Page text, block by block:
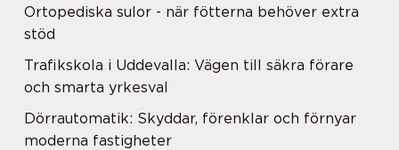
Ortopediska sulor - när fötterna behöver extra
stöd
Trafikskola i Uddevalla: Vägen till säkra förare
och smarta yrkesval
Dörrautomatik: Skyddar, förenklar och förnyar
moderna fastigheter